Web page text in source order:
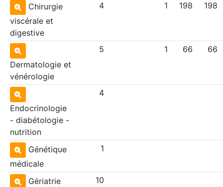
Chirurgie
viscérale et
digestive
4 1 198 198
Dermatologie et
vénérologie
5 1 66 66
Endocrinologie
- diabétologie -
nutrition
4
Génétique
médicale
1
Gériatrie 10